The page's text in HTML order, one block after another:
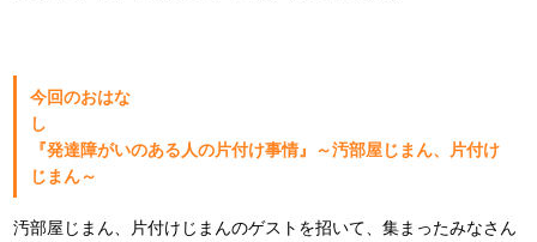
今回のおはな
『発達障がいのある人の片付け事情』～汚部屋じまん、片付け
じまん～
汚部屋じまん、片付けじまんのゲストを招いて、集まったみなさん